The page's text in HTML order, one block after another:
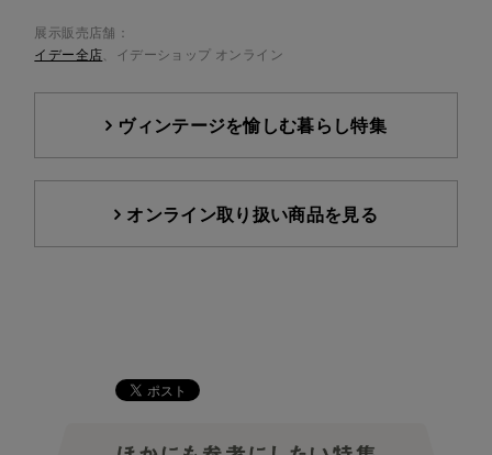
展示販売店舗：
イデー全店 、イデーショップ オンライン
ヴィンテージを愉しむ暮らし特集
オンライン取り扱い商品を見る